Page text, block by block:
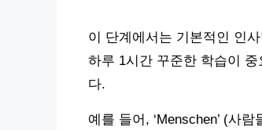
이 단계에서는 기본적인 인
하루 1시간 꾸준한 학습이
다.
예를 들어, ‘Menschen’ (사